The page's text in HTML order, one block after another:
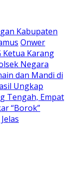
Kabupaten
Onwer
Ketua Karang
Negara
dan Mandi di
Ungkap
Tengah, Empat
“Borok”